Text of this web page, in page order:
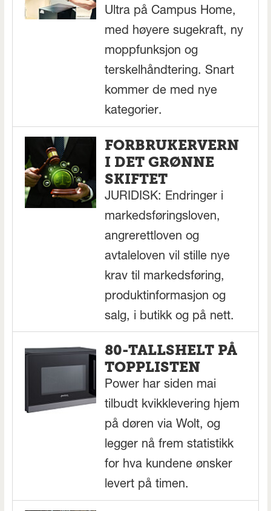
Ultra på Campus Home,
med høyere sugekraft, ny
moppfunksjon og
terskelhåndtering. Snart
kommer de med nye
kategorier.
FORBRUKERVERN
I DET GRØNNE
SKIFTET
JURIDISK: Endringer i
markedsføringsloven,
angrerettloven og
avtaleloven vil stille nye
krav til markedsføring,
produktinformasjon og
salg, i butikk og på nett.
80-TALLSHELT PÅ
TOPPLISTEN
Power har siden mai
tilbudt kvikklevering hjem
på døren via Wolt, og
legger nå frem statistikk
for hva kundene ønsker
levert på timen.